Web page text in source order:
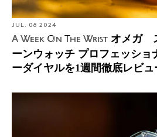
JUL. 08 2024
A Week On The Wrist オメガ
ーンウォッチ プロフェッショ
ーダイヤルを1週間徹底レビュ